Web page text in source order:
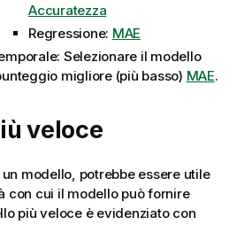
Accuratezza
Regressione: MAE
Selezionare il modello
migliore (più basso) MAE.
veloce
modello, potrebbe essere utile
con cui il modello può fornire
più veloce è evidenziato con